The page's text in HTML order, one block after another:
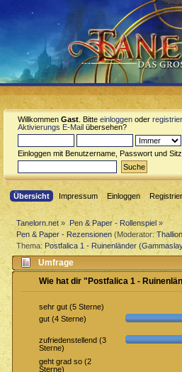
Willkommen Gast . Bitte einloggen oder
Aktivierungs E-Mail übersehen?
Einloggen mit Benutzername, Passwort und
Übersicht Impressum Einloggen
Tanelorn.net » Pen & Paper - Rollenspiel»
Pen & Paper - Rezensionen(Moderator:
Thema:Postfalica 1 - Ruinenländer
Umfrage
Wie hat dir "Postfalica 1 -
sehr gut (5 Sterne)
gut (4 Sterne)
zufriedenstellend (3
Sterne)
geht grad so (2
Sterne)